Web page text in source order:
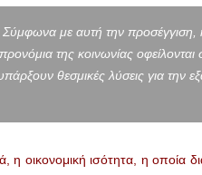
Σύμφωνα με αυτή την
της κοινωνίας οφείλονται
θεσμικές λύσεις για την
η οικονομική ισότητα, η οποία